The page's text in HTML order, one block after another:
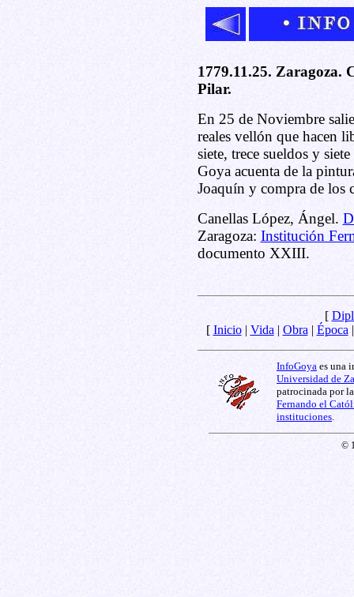
1779.11.25. Zaragoza.
Pilar.
En 25 de Noviembre
reales vellón que hacen
siete, trece sueldos y
Goya acuenta de la
Joaquín y compra de los
Canellas López, Ángel.
Zaragoza: Institución
documento XXIII.
[
[ Inicio| Vida | Obra | Época
InfoGoya es una
Universidad de
patrocinada por
Fernando el
instituciones
©